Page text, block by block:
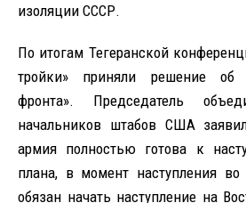
изоляции СССР.
По итогам Тегеранской
тройки» приняли решение об
фронта». Председатель
начальников штабов США
армия полностью готова к
плана, в момент наступления
обязан начать наступление на